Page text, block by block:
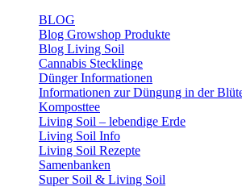
BLOG
Blog Growshop Produkte
Blog Living Soil
Cannabis Stecklinge
Dünger Informationen
Informationen zur Düngung in der
Komposttee
Living Soil – lebendige Erde
Living Soil Info
Living Soil Rezepte
Samenbanken
Super Soil & Living Soil